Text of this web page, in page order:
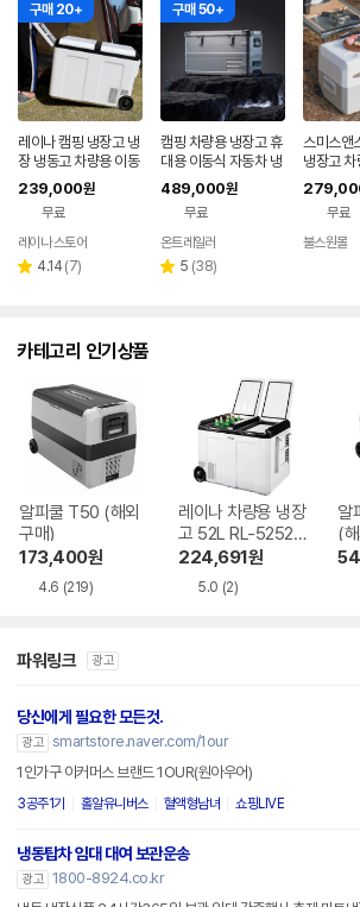
구매 20+
레이나 캠핑 냉장고 냉
장 냉동고 차량용 이동
식 52L 대형
239,000원
무료
레이나 스토어
별 4.14 리
(7)
구매 50+
캠핑 차량용 냉장고 휴
대용 이동식 자동차 냉
동고 카니발 차박 전기
아이스박스
489,000원
무료
온트레일러
별 5 리
(38)
스미스앤
냉장고
대용 아이
냉동고 유
외상품무료
불스원몰
카테고리 인기상품
알피쿨 T50 (해외
구매)
173,400원
4.6 (219)
레이나 차량용 냉장
고 52L RL-5252W
S
224,691원
5.0 (2)
알
(
파워링크 광고
당신에게 필요한 모든것.
광고 smartstore.naver.com/1our
1인가구 이커머스 브랜드 1OUR(원아우어)
3공주1기 홀알유니버스 혈액형남녀 쇼핑LIVE
냉동탑차 임대 대여 보관운송
광고 1800-8924.co.kr